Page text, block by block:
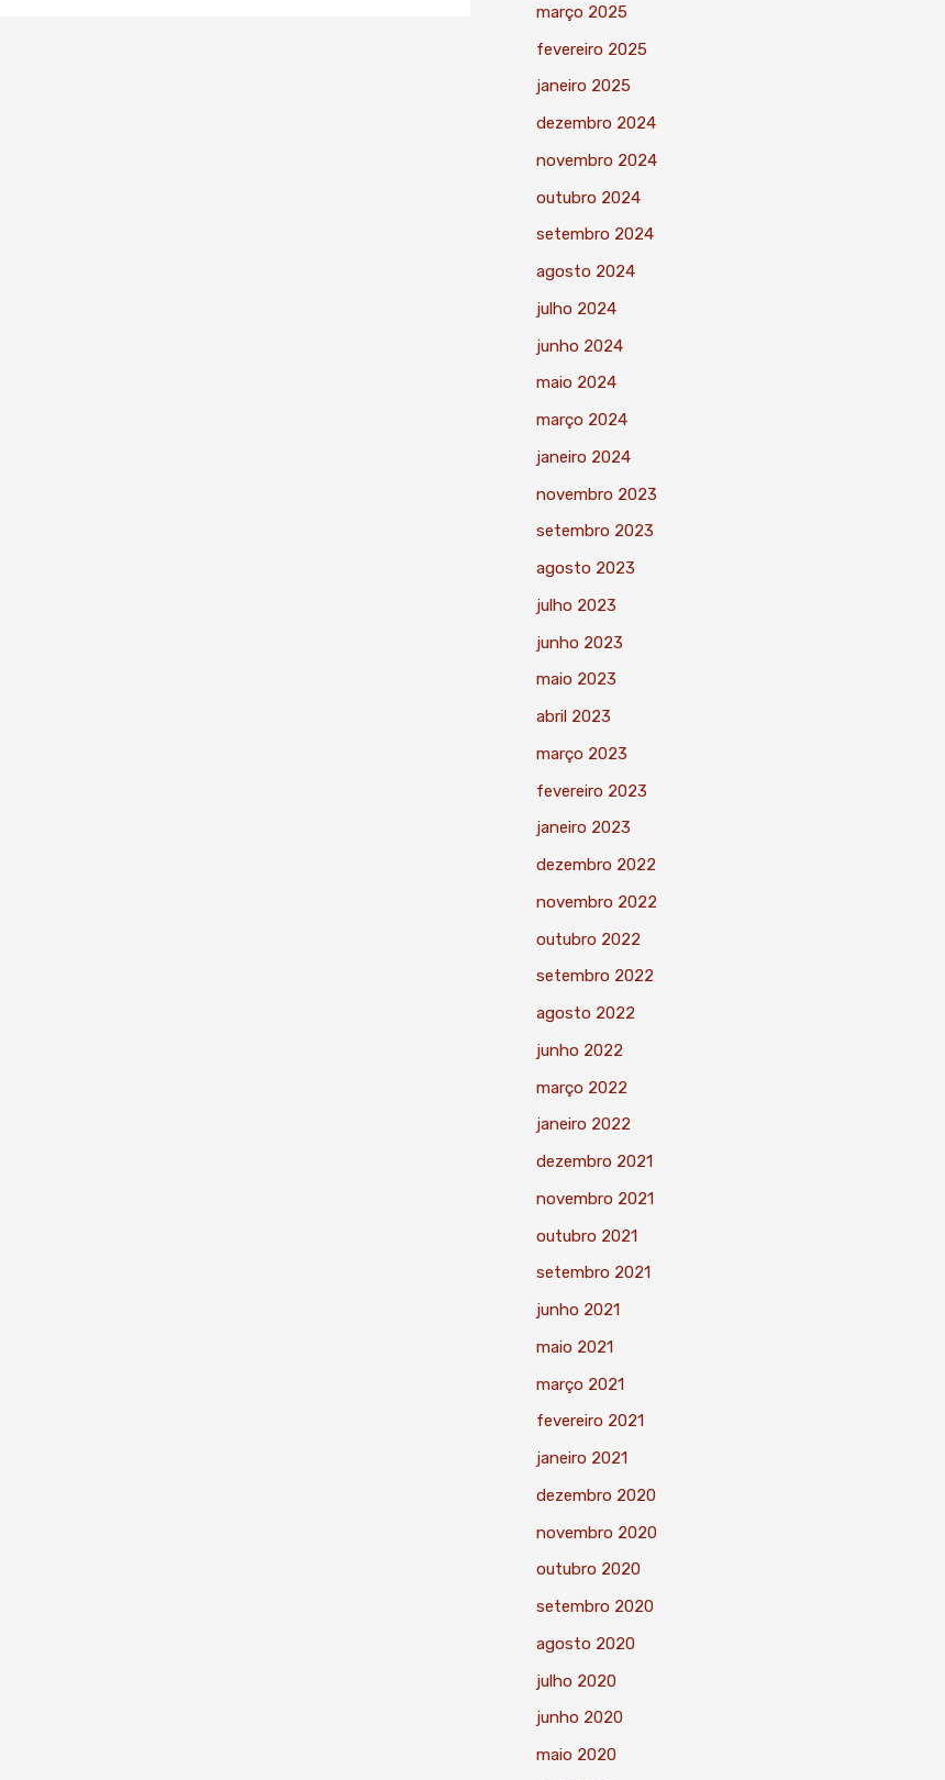
março 2025
fevereiro 2025
janeiro 2025
dezembro 2024
novembro 2024
outubro 2024
setembro 2024
agosto 2024
julho 2024
junho 2024
maio 2024
março 2024
janeiro 2024
novembro 2023
setembro 2023
agosto 2023
julho 2023
junho 2023
maio 2023
abril 2023
março 2023
fevereiro 2023
janeiro 2023
dezembro 2022
novembro 2022
outubro 2022
setembro 2022
agosto 2022
junho 2022
março 2022
janeiro 2022
dezembro 2021
novembro 2021
outubro 2021
setembro 2021
junho 2021
maio 2021
março 2021
fevereiro 2021
janeiro 2021
dezembro 2020
novembro 2020
outubro 2020
setembro 2020
agosto 2020
julho 2020
junho 2020
maio 2020